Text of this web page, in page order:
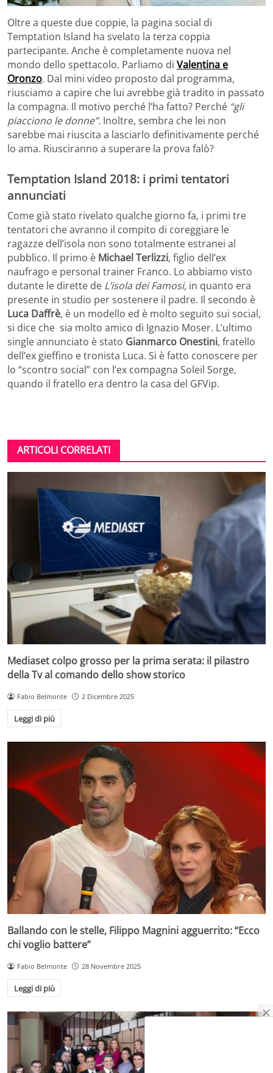
Oltre a queste due coppie, la pagina social di
Temptation Island ha svelato la terza coppia
partecipante. Anche è completamente nuova nel
mondo dello spettacolo. Parliamo di Valentina e
Oronzo. Dal mini video proposto dal programma,
riusciamo a capire che lui avrebbe già tradito in passato
la compagna. Il motivo perché l’ha fatto? Perché “gli
piacciono le donne”. Inoltre, sembra che lei non
sarebbe mai riuscita a lasciarlo definitivamente perché
lo ama. Riusciranno a superare la prova falò?
Temptation Island 2018: i primi tentatori
annunciati
Come già stato rivelato qualche giorno fa, i primi tre
tentatori che avranno il compito di coreggiare le
ragazze dell’isola non sono totalmente estranei al
pubblico. Il primo è Michael Terlizzi, figlio dell’ex
naufrago e personal trainer Franco. Lo abbiamo visto
dutante le dirette de L’isola dei Famosi, in quanto era
presente in studio per sostenere il padre. Il secondo è
Luca Daffrè, è un modello ed è molto seguito sui social,
si dice che sia molto amico di Ignazio Moser. L’ultimo
single annunciato è stato Gianmarco Onestini, fratello
dell’ex gieffino e tronista Luca. Si è fatto conoscere per
lo “scontro social” con l’ex compagna Soleil Sorge,
quando il fratello era dentro la casa del GFVip.
ARTICOLI CORRELATI
Mediaset colpo grosso per la prima serata: il pilastro
della Tv al comando dello show storico
Fabio Belmonte 2 Dicembre 2025
Leggi di più
Ballando con le stelle, Filippo Magnini agguerrito: “Ecco
chi voglio battere”
Fabio Belmonte 28 Novembre 2025
Leggi di più